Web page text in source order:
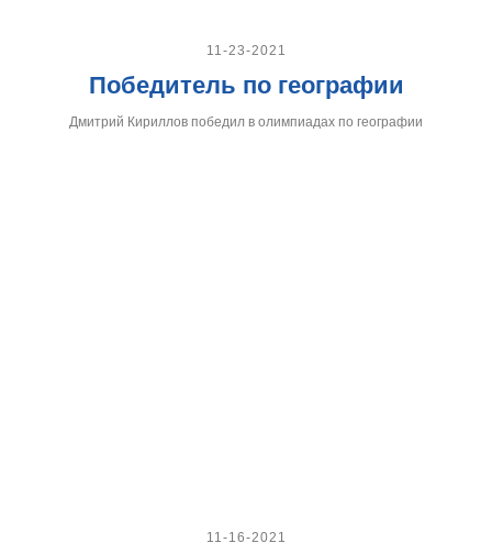
11-23-2021
Победитель по географии
Дмитрий Кириллов победил в олимпиадах по географии
11-16-2021